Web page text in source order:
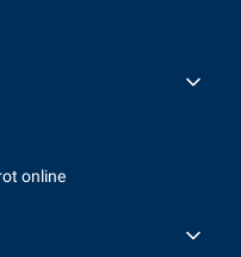
online